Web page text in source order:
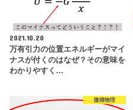
2021.10.20
万有引力の位置エネルギーがマイ
ナスが付くのはなぜ？その意味を
わかりやすく…
微積物理